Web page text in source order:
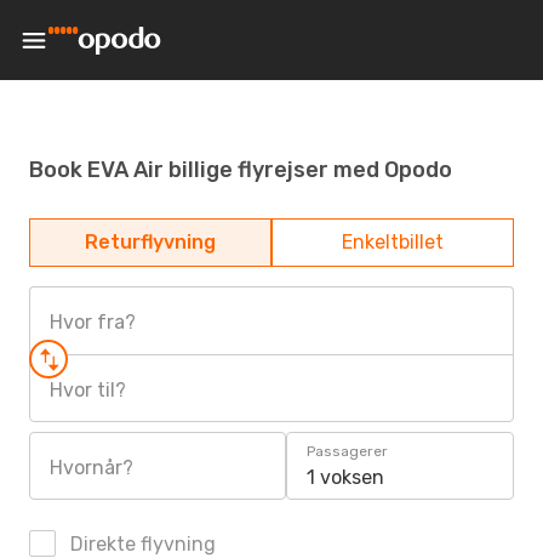
Book EVA Air billige flyrejser med Opodo
Returflyvning Enkeltbillet
Hvor fra?
Hvor til?
Hvornår?
Passagerer
1 voksen
Direkte flyvning